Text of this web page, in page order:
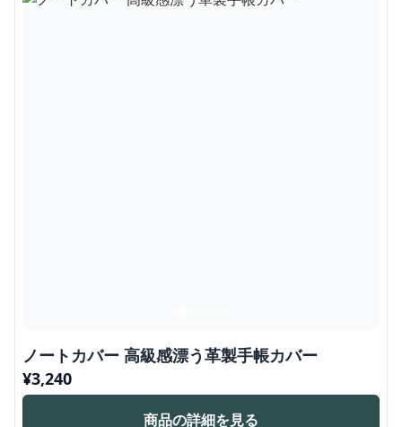
ノートカバー 高級感漂う革製手帳カバー
¥3,240
商品の詳細を見る